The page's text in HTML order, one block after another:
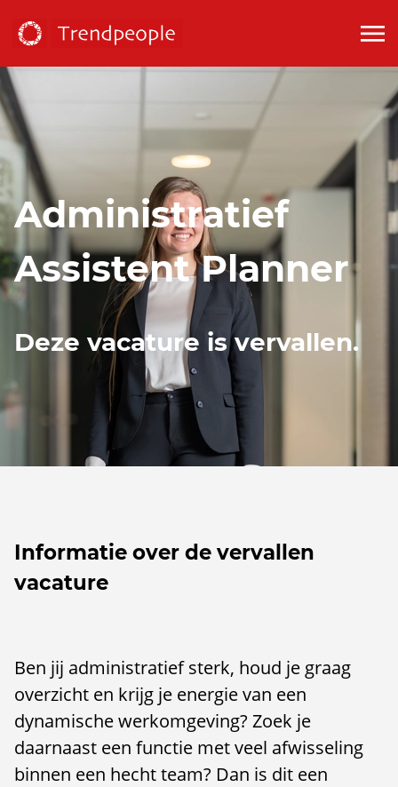
Administratief
Assistent Planner
Deze vacature is vervallen.
Informatie over de vervallen
vacature
Ben jij administratief sterk, houd je graag
overzicht en krijg je energie van een
dynamische werkomgeving? Zoek je
daarnaast een functie met veel afwisseling
binnen een hecht team? Dan is dit een